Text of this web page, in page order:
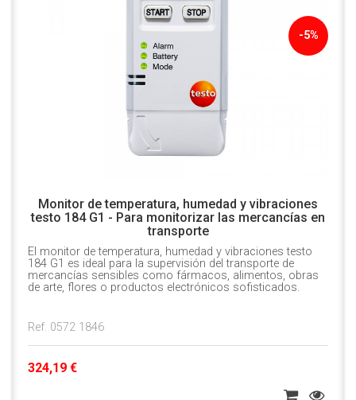
-5%
Monitor de temperatura, humedad y vibraciones
testo 184 G1 - Para monitorizar las mercancías en
transporte
El monitor de temperatura, humedad y vibraciones testo
184 G1 es ideal para la supervisión del transporte de
mercancías sensibles como fármacos, alimentos, obras
de arte, flores o productos electrónicos sofisticados.
Ref. 0572 1846
324,19 €